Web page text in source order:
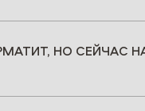
НО СЕЙЧАС